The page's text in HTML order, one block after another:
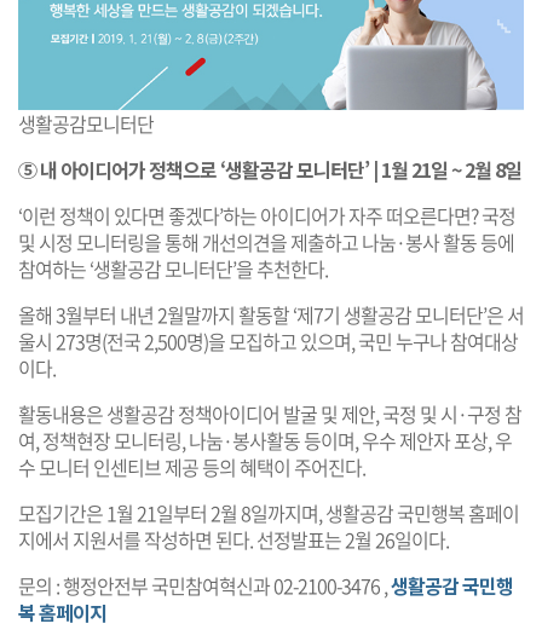
생활공감모니터단
⑤ 내 아이디어가 정책으로 ‘생활공감 모니터단’ | 1월 21일 ~ 2월 8일
‘이런 정책이 있다면 좋겠다’하는 아이디어가 자주 떠오른다면? 국정
및 시정 모니터링을 통해 개선의견을 제출하고 나눔·봉사 활동 등에
참여하는 ‘생활공감 모니터단’을 추천한다.
올해 3월부터 내년 2월말까지 활동할 ‘제7기 생활공감 모니터단’은 서
울시 273명(전국 2,500명)을 모집하고 있으며, 국민 누구나 참여대상
이다.
활동내용은 생활공감 정책아이디어 발굴 및 제안, 국정 및 시·구정 참
여, 정책현장 모니터링, 나눔·봉사활동 등이며, 우수 제안자 포상, 우
수 모니터 인센티브 제공 등의 혜택이 주어진다.
모집기간은 1월 21일부터 2월 8일까지며, 생활공감 국민행복 홈페이
지에서 지원서를 작성하면 된다. 선정발표는 2월 26일이다.
문의 : 행정안전부 국민참여혁신과 02-2100-3476 ,생활공감 국민행
복 홈페이지